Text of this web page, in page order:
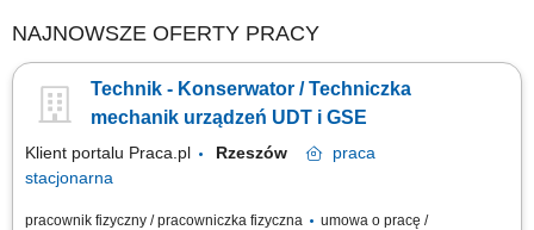
NAJNOWSZE OFERTY PRACY
Technik - Konserwator / Techniczka
mechanik urządzeń UDT i GSE
Klient portalu Praca.pl Rzeszów
praca
stacjonarna
pracownik fizyczny / pracowniczka fizyczna
umowa o pracę /